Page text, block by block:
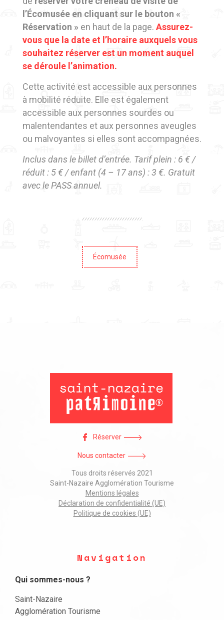
l’Écomusée en cliquant sur le bouton «
Réservation » en haut de la page. Assurez-
vous que la date et l’horaire auxquels vous
souhaitez réserver est un moment auquel
se déroule l’animation.
Cette activité est accessible aux personnes
à mobilité réduite. Elle est également
accessible aux personnes sourdes ou
malentendantes et aux personnes aveugles
ou malvoyantes si elles sont accompagnées.
Inclus dans le billet d’entrée. Tarif plein : 6 € /
réduit : 5 € / enfant (4 – 17 ans) : 3 €. Gratuit
avec le PASS annuel.
Écomusée
Réserver
Nous contacter
Tous droits réservés 2021
Saint-Nazaire Agglomération Tourisme
Mentions légales
Déclaration de confidentialité (UE)
Politique de cookies (UE)
Navigation
Qui sommes-nous ?
Saint-Nazaire
Agglomération Tourisme